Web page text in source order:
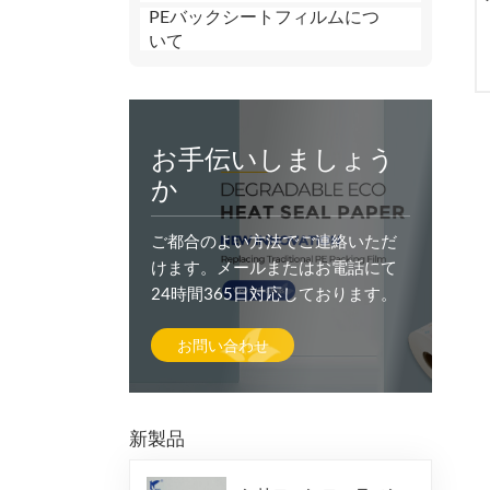
PEバックシートフィルムにつ
いて
お手伝いしましょう
か
ご都合のよい方法でご連絡いただ
けます。メールまたはお電話にて
24時間365日対応しております。
お問い合わせ
新製品